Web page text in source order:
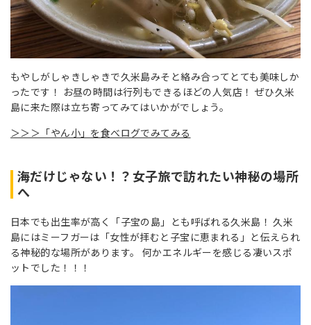
もやしがしゃきしゃきで久米島みそと絡み合ってとても美味しか
ったです！ お昼の時間は行列もできるほどの人気店！ ぜひ久米
島に来た際は立ち寄ってみてはいかがでしょう。
＞＞＞「やん小」を食べログでみてみる
海だけじゃない！？女子旅で訪れたい神秘の場所
へ
日本でも出生率が高く「子宝の島」とも呼ばれる久米島！ 久米
島にはミーフガーは「女性が拝むと子宝に恵まれる」と伝えられ
る神秘的な場所があります。 何かエネルギーを感じる凄いスポ
ットでした！！！